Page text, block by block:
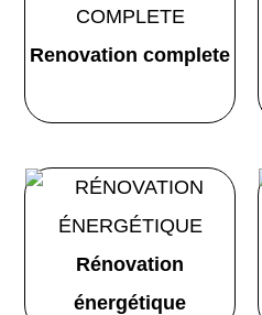
Renovation complete
Rénovation
énergétique